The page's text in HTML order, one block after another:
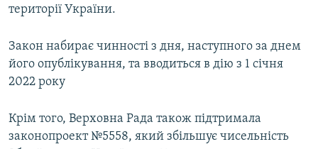
території України.
Закон набирає чинності з дня, наступного за днем
його опублікування, та вводиться в дію з 1 січня
2022 року
Крім того, Верховна Рада також підтримала
законопроект №5558, який збільшує чисельність